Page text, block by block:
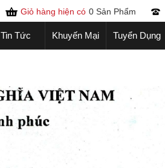
Giỏ hàng hiện có 0 Sản Phẩm
Tin Tức Khuyến Mại Tuyển Dụng